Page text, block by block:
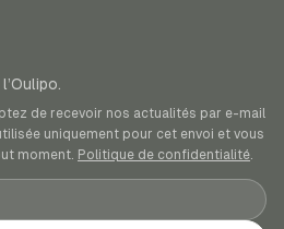
de recevoir nos actualités par e-mail
uniquement pour cet envoi et vous
moment. Politique de confidentialité.